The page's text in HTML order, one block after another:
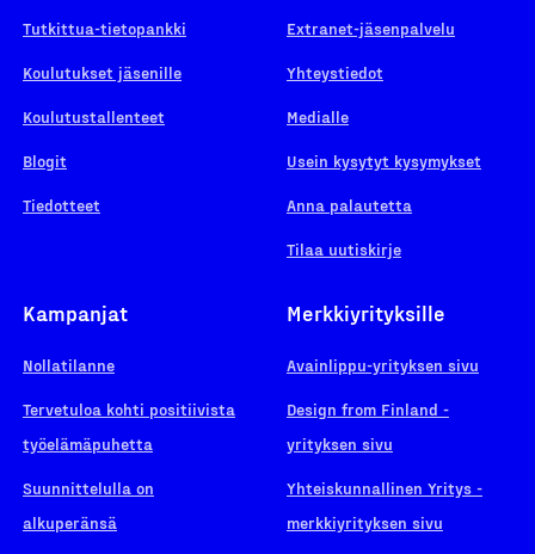
Tutkittua-tietopankki
Koulutukset jäsenille
Koulutustallenteet
Blogit
Tiedotteet
Extranet-jäsenpalvelu
Yhteystiedot
Medialle
Usein kysytyt kysymykset
Anna palautetta
Tilaa uutiskirje
Kampanjat
Nollatilanne
Tervetuloa kohti positiivista
työelämäpuhetta
Suunnittelulla on
alkuperänsä
Merkkiyrityksille
Avainlippu-yrityksen sivu
Design from Finland -
yrityksen sivu
Yhteiskunnallinen Yritys -
merkkiyrityksen sivu